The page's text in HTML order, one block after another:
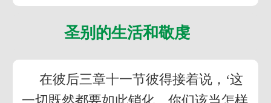
圣别的生活和敬虔
在彼后三章十一节彼得接着说，‘这